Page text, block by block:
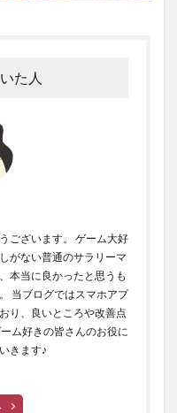
た人
ございます。 ゲーム大好
がない普通のサラリーマ
本当に良かったと思うも
当ブログではスマホアプ
り、良いところや改善点
ム好きの皆さんのお役に
きます♪